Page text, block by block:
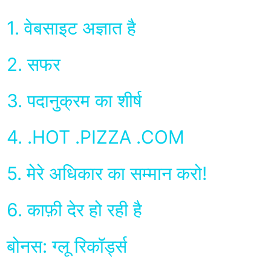
1. वेबसाइट अज्ञात है
2. सफर
3. पदानुक्रम का शीर्ष
4. .HOT .PIZZA .COM
5. मेरे अधिकार का सम्मान करो!
6. काफ़ी देर हो रही है
बोनस: ग्लू रिकॉर्ड्स